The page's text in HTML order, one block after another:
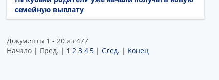
семейную выплату
Документы 1 - 20 из 477
Начало | Пред. | 1 2 3 4 5 | След. | Конец